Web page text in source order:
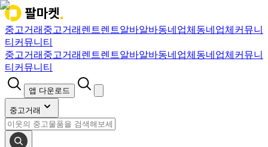
중고거래 중고거래 렌트렌트알바알바동네업체 동네업체 커뮤니
티 커뮤니티
중고거래 중고거래 렌트렌트알바알바동네업체 동네업체 커뮤니
티 커뮤니티
앱 다운로드
중고거래